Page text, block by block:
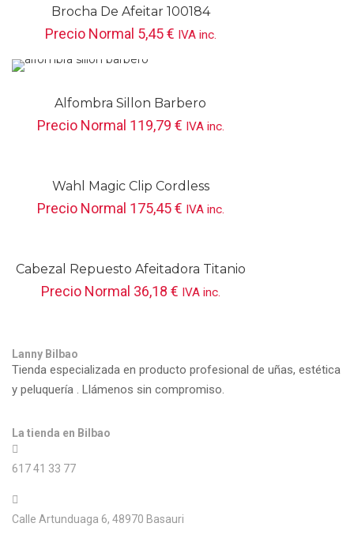
Brocha De Afeitar 100184
Precio Normal 5,45€ IVA inc.
Alfombra Sillon Barbero
Precio Normal 119,79 € IVA inc.
Wahl Magic Clip Cordless
Precio Normal 175,45€ IVA inc.
Cabezal Repuesto Afeitadora Titanio
Babyliss Pro
Precio Normal 36,18 € IVA inc.
Lanny Bilbao
Tienda especializada en producto profesional de uñas, estética
y peluquería . Llámenos sin compromiso.
La tienda en Bilbao
617 41 33 77
Calle Artunduaga 6, 48970 Basauri